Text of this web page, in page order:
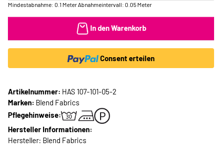
Mindestabnahme: 0.1 Meter Abnahmeintervall: 0.05 Meter
In den Warenkorb
Consent erteilen
Artikelnummer: HAS 107-101-05-2
Marken: Blend Fabrics
Pflegehinweise:
Hersteller Informationen:
Hersteller: Blend Fabrics